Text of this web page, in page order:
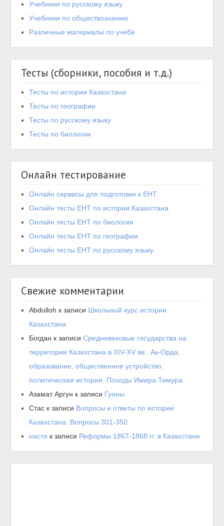
Учебники по русскому языку
Учебники по обществознанию
Различные материалы по учебе
Тесты (сборники, пособия и т.д.)
Тесты по истории Казахстана
Тесты по географии
Тесты по русскому языку
Тесты по биологии
Онлайн тестирование
Онлайн сервисы для подготовки к ЕНТ
Онлайн тесты ЕНТ по истории Казахстана
Онлайн тесты ЕНТ по биологии
Онлайн тесты ЕНТ по географии
Онлайн тесты ЕНТ по русскому языку
Свежие комментарии
Abdulloh к записи Школьный курс истории
Казахстана
Богдан к записиСредневековые государства на
территории Казахстана в XIV-XV вв.. Ак-Орда,
образование, общественное устройство,
политическая история. Походы Имира Тимура.
Азамат Аргун к записи Гунны
Стас к записи Вопросы и ответы по истории
Казахстана. Вопросы 301-350
настя к записи Реформы 1867-1868 гг. в Казахстане